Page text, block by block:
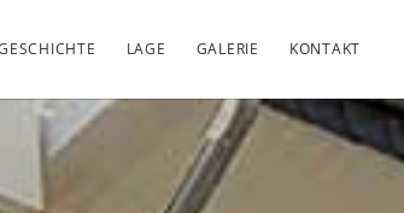
LAGE GALERIE KONTAKT